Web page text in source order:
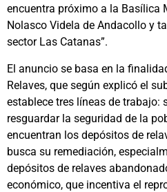
encuentra próximo a la Basílica
Nolasco Videla de Andacollo y
sector Las Catanas”.
El anuncio se basa en la
Relaves, que según explicó el
establece tres líneas de trabajo:
resguardar la seguridad de la
encuentran los depósitos de
busca su remediación,
depósitos de relaves
económico, que incentiva el